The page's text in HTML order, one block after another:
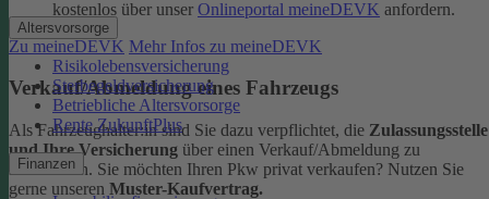
Altersvorsorge
Risikolebensversicherung
Sterbegeldversicherung
Betriebliche Altersvorsorge
Rente ZukunftPlus
Finanzen
kostenlos über unser Onlineportal meineDEVK anfordern.
Zu meineDEVK Mehr Infos zu meineDEVK
Verkauf/Abmeldung eines Fahrzeugs
Als Fahrzeughalter:in sind Sie dazu verpflichtet, die Zulassungsstelle
und Ihre Versicherung über einen Verkauf/Abmeldung zu
informieren. Sie möchten Ihren Pkw privat verkaufen? Nutzen Sie
gerne unseren Muster-Kaufvertrag.